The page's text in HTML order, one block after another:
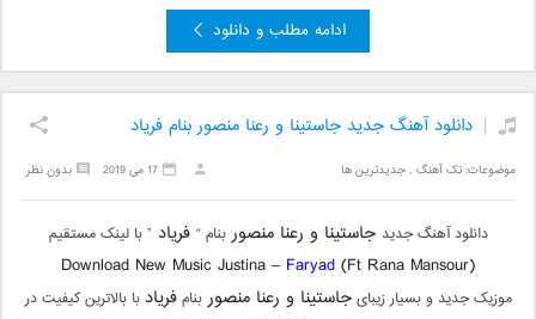
ادامه مطلب و دانلود
دانلود آهنگ جدید جاستینا و رعنا منصور بنام فریاد
موضوعات:تک آهنگ ,جدیدترین ها بدون نظر 17 می 2019
دانلود آهنگ جدید جاستینا و رعنا منصوربنام “ فریاد” با لینک مستقیم
Download New Music Justina – Faryad (Ft Rana Mansour)
موزیک جدید و بسیار زیبایجاستینا و رعنا منصوربنامفریاد با بالاترین کیفیت در